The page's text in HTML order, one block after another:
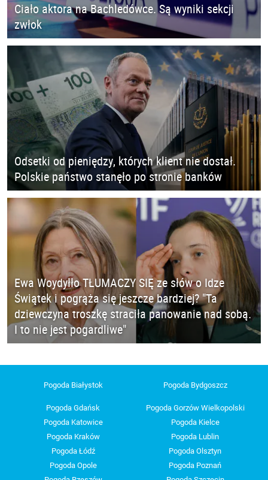
Ciało aktora na Bachledówce. Są wyniki sekcji
zwłok
Odsetki od pieniędzy, których klient nie dostał.
Polskie państwo stanęło po stronie banków
Ewa Woydyłło TŁUMACZY SIĘ ze słów o Idze
Świątek i pogrąża się jeszcze bardziej? "Ta
dziewczyna troszkę straciła panowanie nad sobą.
I to nie jest pogardliwe"
Pogoda Białystok Pogoda Bydgoszcz
Pogoda Gdańsk
Pogoda Gorzów Wielkopolski
Pogoda Katowice
Pogoda Kielce
Pogoda Kraków
Pogoda Lublin
Pogoda Łódź
Pogoda Olsztyn
Pogoda Opole
Pogoda Poznań